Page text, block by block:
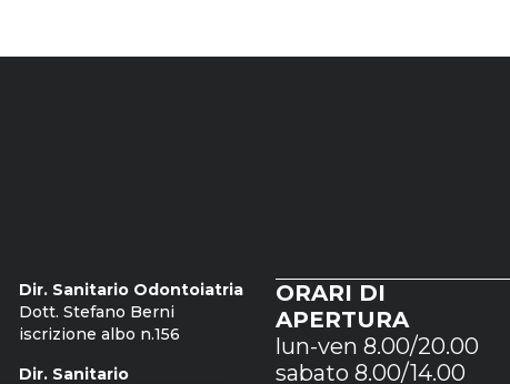
Dir. Sanitario Odontoiatria
Dott. Stefano Berni
iscrizione albo n.156
Dir. Sanitario
ORARI DI
APERTURA
lun-ven 8.00/20.00
sabato 8.00/14.00